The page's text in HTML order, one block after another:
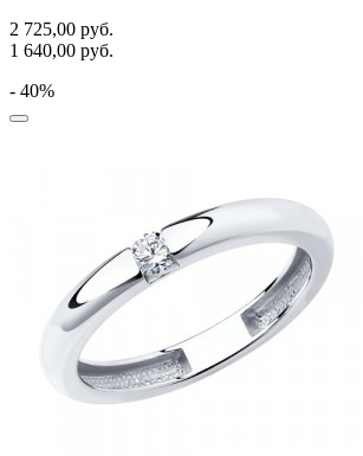
2 725,00 руб.
1 640,00 руб.
- 40%